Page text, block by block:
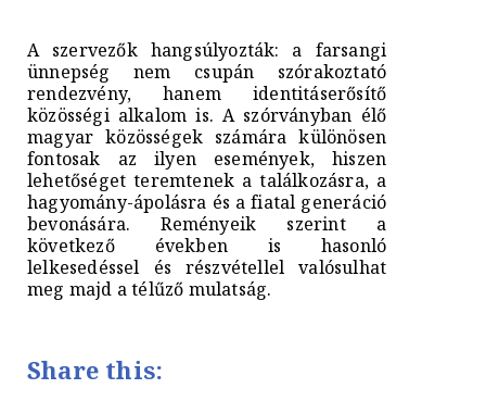
A szervezők hangsúlyozták: a farsangi
ünnepség nem csupán szórakoztató
rendezvény, hanem identitáserősítő
közösségi alkalom is. A szórványban élő
magyar közösségek számára különösen
fontosak az ilyen események, hiszen
lehetőséget teremtenek a találkozásra, a
hagyomány-ápolásra és a fiatal generáció
bevonására. Reményeik szerint a
következő években is hasonló
lelkesedéssel és részvétellel valósulhat
meg majd a télűző mulatság.
Share this: